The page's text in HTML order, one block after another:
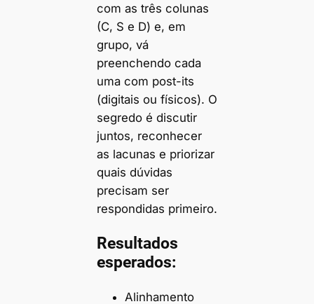
com as três colunas
(C, S e D) e, em
grupo, vá
preenchendo cada
uma com post-its
(digitais ou físicos). O
segredo é discutir
juntos, reconhecer
as lacunas e priorizar
quais dúvidas
precisam ser
respondidas primeiro.
Resultados
esperados:
Alinhamento